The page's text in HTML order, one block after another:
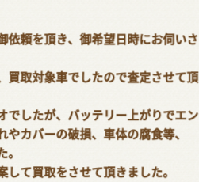
依頼を頂き、御希望日時にお伺いさ
買取対象車でしたので査定させて頂
でしたが、バッテリー上がりでエン
やカバーの破損、車体の腐食等、
。
して買取をさせて頂きました。